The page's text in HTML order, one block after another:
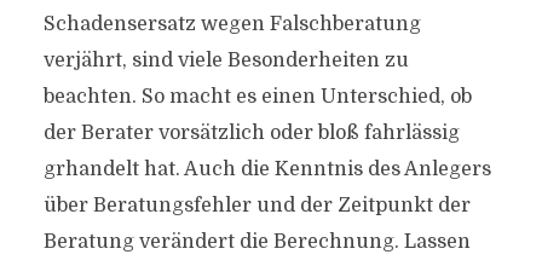
Schadensersatz wegen Falschberatung
verjährt, sind viele Besonderheiten zu
beachten. So macht es einen Unterschied, ob
der Berater vorsätzlich oder bloß fahrlässig
grhandelt hat. Auch die Kenntnis des Anlegers
über Beratungsfehler und der Zeitpunkt der
Beratung verändert die Berechnung. Lassen